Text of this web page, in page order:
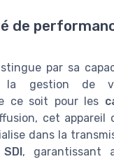
de
par sa
la gestion de
ce soit pour les
cet appareil
dans la
, garantissant